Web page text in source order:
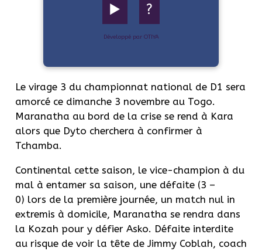
▶️ ?
Développé par OTIYA
Le virage 3 du championnat national de D1 sera
amorcé ce dimanche 3 novembre au Togo.
Maranatha au bord de la crise se rend à Kara
alors que Dyto cherchera à confirmer à
Tchamba.
Continental cette saison, le vice-champion à du
mal à entamer sa saison, une défaite (3 –
0) lors de la première journée, un match nul in
extremis à domicile, Maranatha se rendra dans
la Kozah pour y défier Asko. Défaite interdite
au risque de voir la tête de Jimmy Coblah, coach